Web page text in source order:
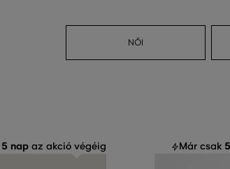
NŐI
5 nap az akció végéig Már csak